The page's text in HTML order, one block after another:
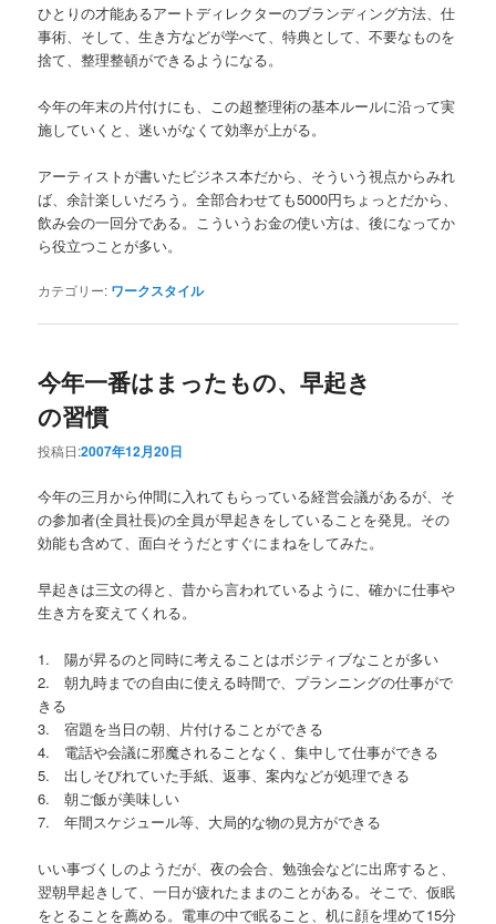
ひとりの才能あるアートディレクターのブランディング方法、仕
事術、そして、生き方などが学べて、特典として、不要なものを
捨て、整理整頓ができるようになる。
今年の年末の片付けにも、この超整理術の基本ルールに沿って実
施していくと、迷いがなくて効率が上がる。
アーティストが書いたビジネス本だから、そういう視点からみれ
ば、余計楽しいだろう。全部合わせても5000円ちょっとだから、
飲み会の一回分である。こういうお金の使い方は、後になってか
ら役立つことが多い。
カテゴリー: ワークスタイル
今年一番はまったもの、早起き
の習慣
投稿日:2007年12月20日
今年の三月から仲間に入れてもらっている経営会議があるが、そ
の参加者(全員社長)の全員が早起きをしていることを発見。その
効能も含めて、面白そうだとすぐにまねをしてみた。
早起きは三文の得と、昔から言われているように、確かに仕事や
生き方を変えてくれる。
1. 陽が昇るのと同時に考えることはボジティブなことが多い
2. 朝九時までの自由に使える時間で、プランニングの仕事がで
きる
3. 宿題を当日の朝、片付けることができる
4. 電話や会議に邪魔されることなく、集中して仕事ができる
5. 出しそびれていた手紙、返事、案内などが処理できる
6. 朝ご飯が美味しい
7. 年間スケジュール等、大局的な物の見方ができる
いい事づくしのようだが、夜の会合、勉強会などに出席すると、
翌朝早起きして、一日が疲れたままのことがある。そこで、仮眠
をとることを薦める。電車の中で眠ること、机に顔を埋めて15分